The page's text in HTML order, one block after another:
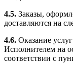
4.5. Заказы,
доставляются на
4.6. Оказание
Исполнителем на
соответствии с